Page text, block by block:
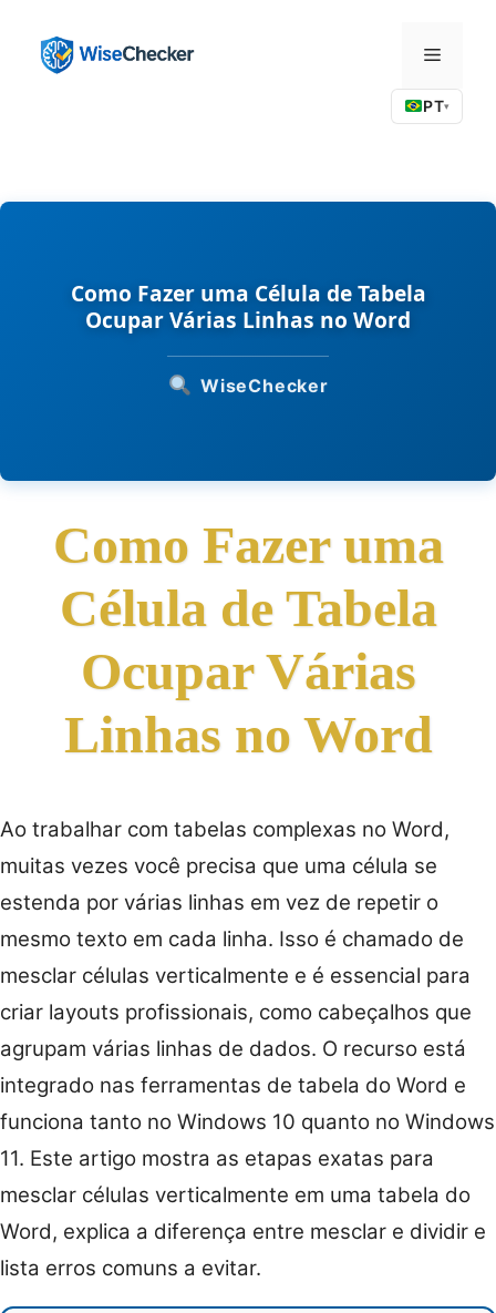
Menu
PT▾
Como Fazer uma Célula de Tabela
Ocupar Várias Linhas no Word
WiseChecker
Como Fazer uma
Célula de Tabela
Ocupar Várias
Linhas no Word
Ao trabalhar com tabelas complexas no Word,
muitas vezes você precisa que uma célula se
estenda por várias linhas em vez de repetir o
mesmo texto em cada linha. Isso é chamado de
mesclar células verticalmente e é essencial para
criar layouts profissionais, como cabeçalhos que
agrupam várias linhas de dados. O recurso está
integrado nas ferramentas de tabela do Word e
funciona tanto no Windows 10 quanto no Windows
11. Este artigo mostra as etapas exatas para
mesclar células verticalmente em uma tabela do
Word, explica a diferença entre mesclar e dividir e
lista erros comuns a evitar.